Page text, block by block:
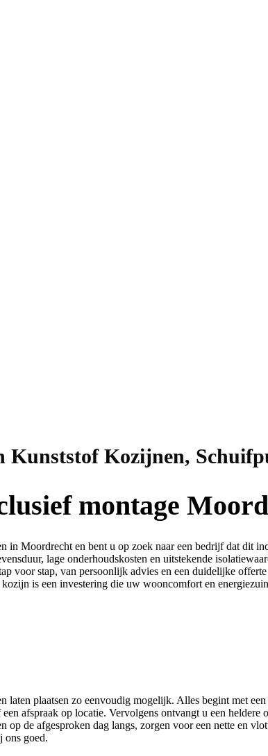
Kunststof Kozijnen,
montage
in Moordrecht en bent u op zoek naar een bedrijf dat dit
lage onderhoudskosten en uitstekende
voor stap, van persoonlijk advies en een duidelijke
is een investering die uw wooncomfort en
plaatsen zo eenvoudig mogelijk. Alles begint met
afspraak op locatie. Vervolgens ontvangt u een
op de afgesproken dag langs, zorgen voor een nette en
ons goed.